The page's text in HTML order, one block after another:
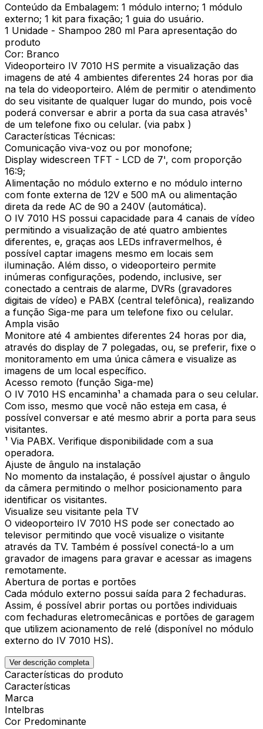
Conteúdo da Embalagem: 1 módulo interno; 1 módulo
externo; 1 kit para fixação; 1 guia do usuário.
1 Unidade - Shampoo 280 ml Para apresentação do
produto
Cor: Branco
Videoporteiro IV 7010 HS permite a visualização das
imagens de até 4 ambientes diferentes 24 horas por dia
na tela do videoporteiro. Além de permitir o atendimento
do seu visitante de qualquer lugar do mundo, pois você
poderá conversar e abrir a porta da sua casa através¹
de um telefone fixo ou celular. (via pabx )
Características Técnicas:
Comunicação viva-voz ou por monofone;
Display widescreen TFT - LCD de 7', com proporção
16:9;
Alimentação no módulo externo e no módulo interno
com fonte externa de 12V e 500 mA ou alimentação
direta da rede AC de 90 a 240V (automática).
O IV 7010 HS possui capacidade para 4 canais de vídeo
permitindo a visualização de até quatro ambientes
diferentes, e, graças aos LEDs infravermelhos, é
possível captar imagens mesmo em locais sem
iluminação. Além disso, o videoporteiro permite
inúmeras configurações, podendo, inclusive, ser
conectado a centrais de alarme, DVRs (gravadores
digitais de vídeo) e PABX (central telefônica), realizando
a função Siga-me para um telefone fixo ou celular.
Ampla visão
Monitore até 4 ambientes diferentes 24 horas por dia,
através do display de 7 polegadas, ou, se preferir, fixe o
monitoramento em uma única câmera e visualize as
imagens de um local específico.
Acesso remoto (função Siga-me)
O IV 7010 HS encaminha¹ a chamada para o seu celular.
Com isso, mesmo que você não esteja em casa, é
possível conversar e até mesmo abrir a porta para seus
visitantes.
¹ Via PABX. Verifique disponibilidade com a sua
operadora.
Ajuste de ângulo na instalação
No momento da instalação, é possível ajustar o ângulo
da câmera permitindo o melhor posicionamento para
identificar os visitantes.
Visualize seu visitante pela TV
O videoporteiro IV 7010 HS pode ser conectado ao
televisor permitindo que você visualize o visitante
através da TV. Também é possível conectá-lo a um
gravador de imagens para gravar e acessar as imagens
remotamente.
Abertura de portas e portões
Cada módulo externo possui saída para 2 fechaduras.
Assim, é possível abrir portas ou portões individuais
com fechaduras eletromecânicas e portões de garagem
que utilizem acionamento de relé (disponível no módulo
externo do IV 7010 HS).
Ver descrição completa
Características do produto
Características
Marca
Intelbras
Cor Predominante